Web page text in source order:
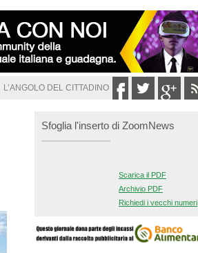
L’ANGOLO DEL CITTADINO
Sfoglia l'inserto di ZoomNews
Scarica il PDF
Archivio PDF
Richiedi i vecchi numeri